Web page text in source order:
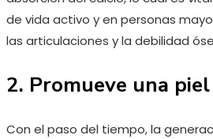
de vida activo y en personas
las articulaciones y la debilidad
2. Promueve una
Con el paso del tiempo, la